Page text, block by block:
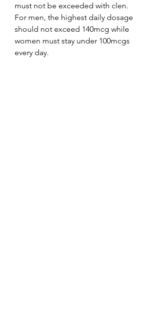
must not be exceeded with clen.
For men, the highest daily dosage
should not exceed 140mcg while
women must stay under 100mcgs
every day.